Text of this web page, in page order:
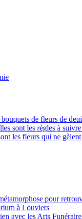
de fleurs de
sont les règles à
les fleurs qui ne gèlent
pour
à Louviers
avec les Arts